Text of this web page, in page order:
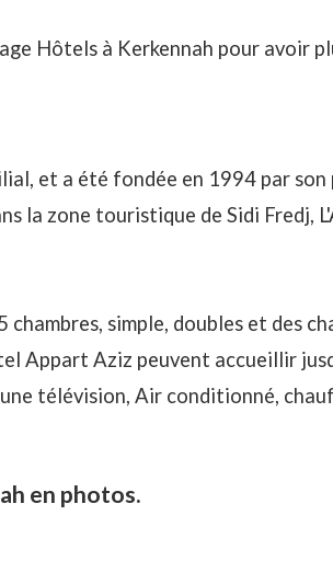
Hôtels à Kerkennah pour avoir
et a été fondée en 1994 par
la zone touristique de Sidi Fredj,
simple, doubles et des
Appart Aziz peuvent accueillir
télévision, Air conditionné,
en photos.